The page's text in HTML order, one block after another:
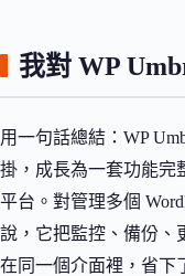
我對 WP
用一句話總結：WP
掛，成長為一套功能完
平台。對管理多個
說，它把監控、備份、
在同一個介面裡，省下